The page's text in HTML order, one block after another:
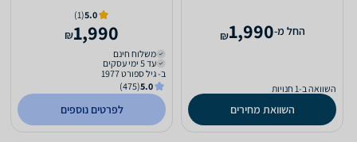
‫החל מ-1,990
₪
השוואה ב-1 חנויות
השוואת מחירים
5.0
(1)
1,990
₪
משלוח חינם
עד 5 ימי עסקים
ב- גיל ספורט 1977
5.0
(475)
לפרטים נוספים